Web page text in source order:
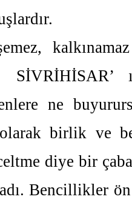
SİVRİHİSAR’
ne
birlik ve
diye bir
Bencillikler